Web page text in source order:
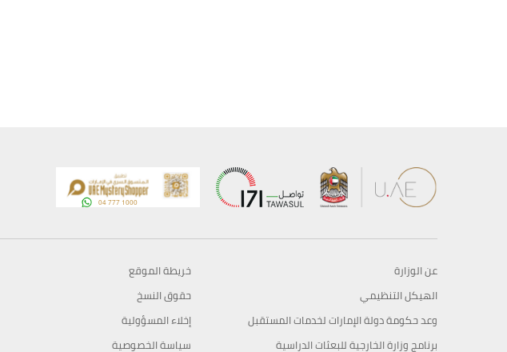
عن الوزارة
الهيكل التنظيمي
وعد حكومة دولة الإمارات لخدمات المستقبل
برنامج وزارة الخارجية للبعثات الدراسية
خريطة الموقع
حقوق النسخ
إخلاء المسؤولية
سياسة الخصوصية